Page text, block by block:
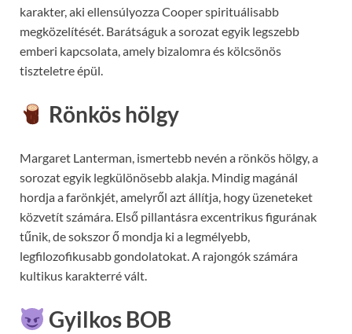
karakter, aki ellensúlyozza Cooper spirituálisabb
megközelítését. Barátságuk a sorozat egyik legszebb
emberi kapcsolata, amely bizalomra és kölcsönös
tiszteletre épül.
Rönkös hölgy
Margaret Lanterman, ismertebb nevén a rönkös hölgy, a
sorozat egyik legkülönösebb alakja. Mindig magánál
hordja a farönkjét, amelyről azt állítja, hogy üzeneteket
közvetít számára. Első pillantásra excentrikus figurának
tűnik, de sokszor ő mondja ki a legmélyebb,
legfilozofikusabb gondolatokat. A rajongók számára
kultikus karakterré vált.
Gyilkos BOB